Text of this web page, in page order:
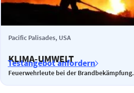
Pacific Palisades, USA
KLIMA-UMWELT
Feuerwehrleute bei der Brandbekämpfung.
Testangebot anfordern